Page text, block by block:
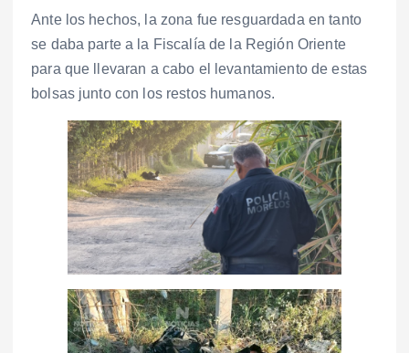
Ante los hechos, la zona fue resguardada en tanto
se daba parte a la Fiscalía de la Región Oriente
para que llevaran a cabo el levantamiento de estas
bolsas junto con los restos humanos.